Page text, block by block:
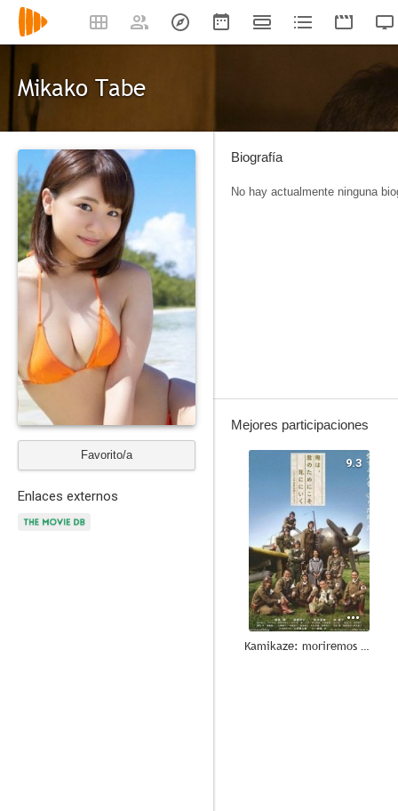
Mikako Tabe
Favorito/a
Enlaces externos
Biografía
No hay actualmente ninguna
Mejores participaciones
9.3
Kamikaze: moriremos por los que amamos